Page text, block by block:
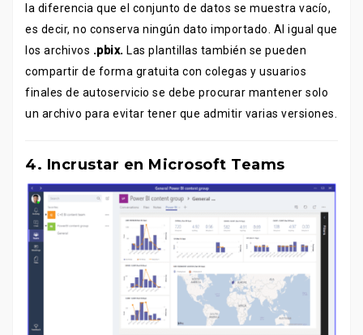
la diferencia que el conjunto de datos se muestra vacío,
es decir, no conserva ningún dato importado. Al igual que
los archivos .pbix. Las plantillas también se pueden
compartir de forma gratuita con colegas y usuarios
finales de autoservicio se debe procurar mantener solo
un archivo para evitar tener que admitir varias versiones.
4. Incrustar en Microsoft Teams